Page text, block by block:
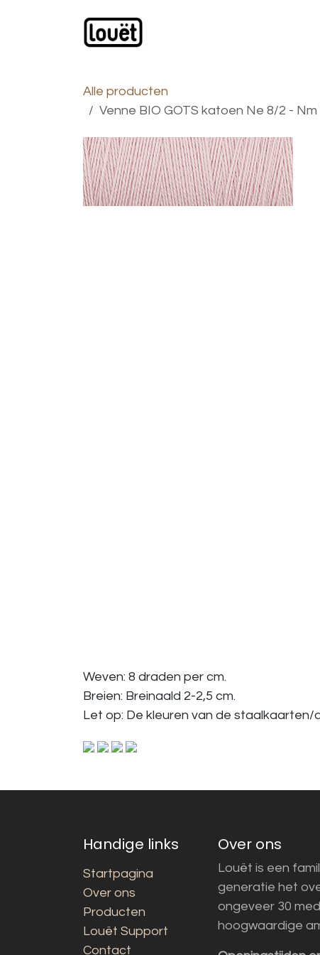
Alle producten
Venne BIO GOTS katoen Ne 8/2 -
Weven: 8 draden per cm.
Breien: Breinaald 2-2,5 cm.
Let op: De kleuren van de staalkaarten/
Handige links
Startpagina
Over ons
Producten
Louët Support
Contact
Over ons
Louët is een
generatie het
ongeveer 30
hoogwaardige